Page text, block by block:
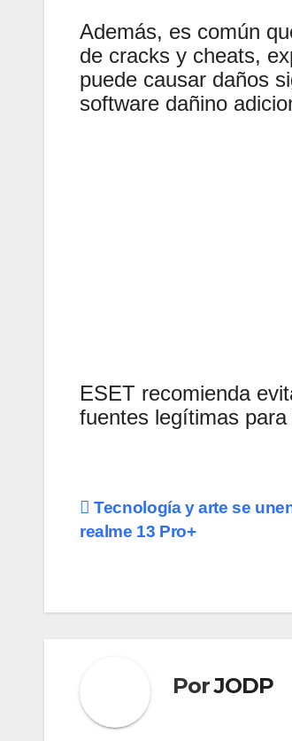
Además, es común
de cracks y cheats,
puede causar daños
software dañino
ESET recomienda
fuentes legítimas
Navegación
Tecnología y arte se
realme 13 Pro+
PorJODP